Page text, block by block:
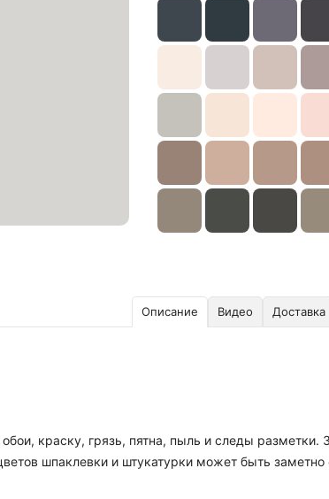
Описание Видео Доставка
краску, грязь, пятна, пыль и следы
шпаклевки и штукатурки может быть